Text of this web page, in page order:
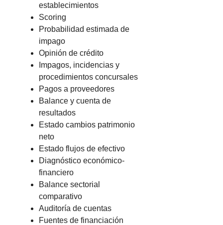
establecimientos
Scoring
Probabilidad estimada de
impago
Opinión de crédito
Impagos, incidencias y
procedimientos concursales
Pagos a proveedores
Balance y cuenta de
resultados
Estado cambios patrimonio
neto
Estado flujos de efectivo
Diagnóstico económico-
financiero
Balance sectorial
comparativo
Auditoría de cuentas
Fuentes de financiación